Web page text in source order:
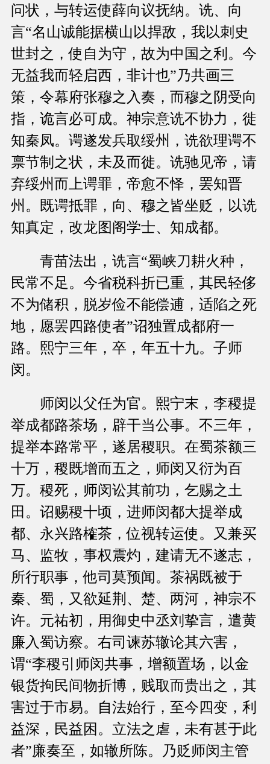
问状，与转运使薛向议抚纳。诜、向
言“名山诚能据横山以捍敌，我以刺史
世封之，使自为守，故为中国之利。今
无益我而轻启西，非计也”乃共画三
策，令幕府张穆之入奏，而穆之阴受向
指，诡言必可成。神宗意诜不协力，徙
知秦凤。谔遂发兵取绥州，诜欲理谔不
禀节制之状，未及而徙。诜驰见帝，请
弃绥州而上谔罪，帝愈不怿，罢知晋
州。既谔抵罪，向、穆之皆坐贬，以诜
知真定，改龙图阁学士、知成都。
青苗法出，诜言“蜀峡刀耕火种，
民常不足。今省税科折已重，其民轻侈
不为储积，脱岁俭不能偿逋，适陷之死
地，愿罢四路使者”诏独置成都府一
路。熙宁三年，卒，年五十九。子师
闵。
师闵以父任为官。熙宁末，李稷提
举成都路茶场，辟干当公事。不三年，
提举本路常平，遂居稷职。在蜀茶额三
十万，稷既增而五之，师闵又衍为百
万。稷死，师闵讼其前功，乞赐之土
田。诏赐稷十顷，进师闵都大提举成
都、永兴路榷茶，位视转运使。又兼买
马、监牧，事权震灼，建请无不遂志，
所行职事，他司莫预闻。茶祸既被于
秦、蜀，又欲延荆、楚、两河，神宗不
许。元祐初，用御史中丞刘挚言，遣黄
廉入蜀访察。右司谏苏辙论其六害，
谓“李稷引师闵共事，增额置场，以金
银货拘民间物折博，贱取而贵出之，其
害过于市易。自法始行，至今四变，利
益深，民益困。立法之虐，未有甚于此
者”廉奏至，如辙所陈。乃贬师闵主管